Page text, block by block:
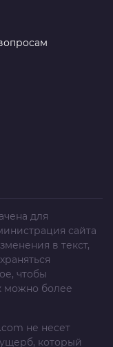
для
сайта
в текст,
чтобы
можно более
не несет
который